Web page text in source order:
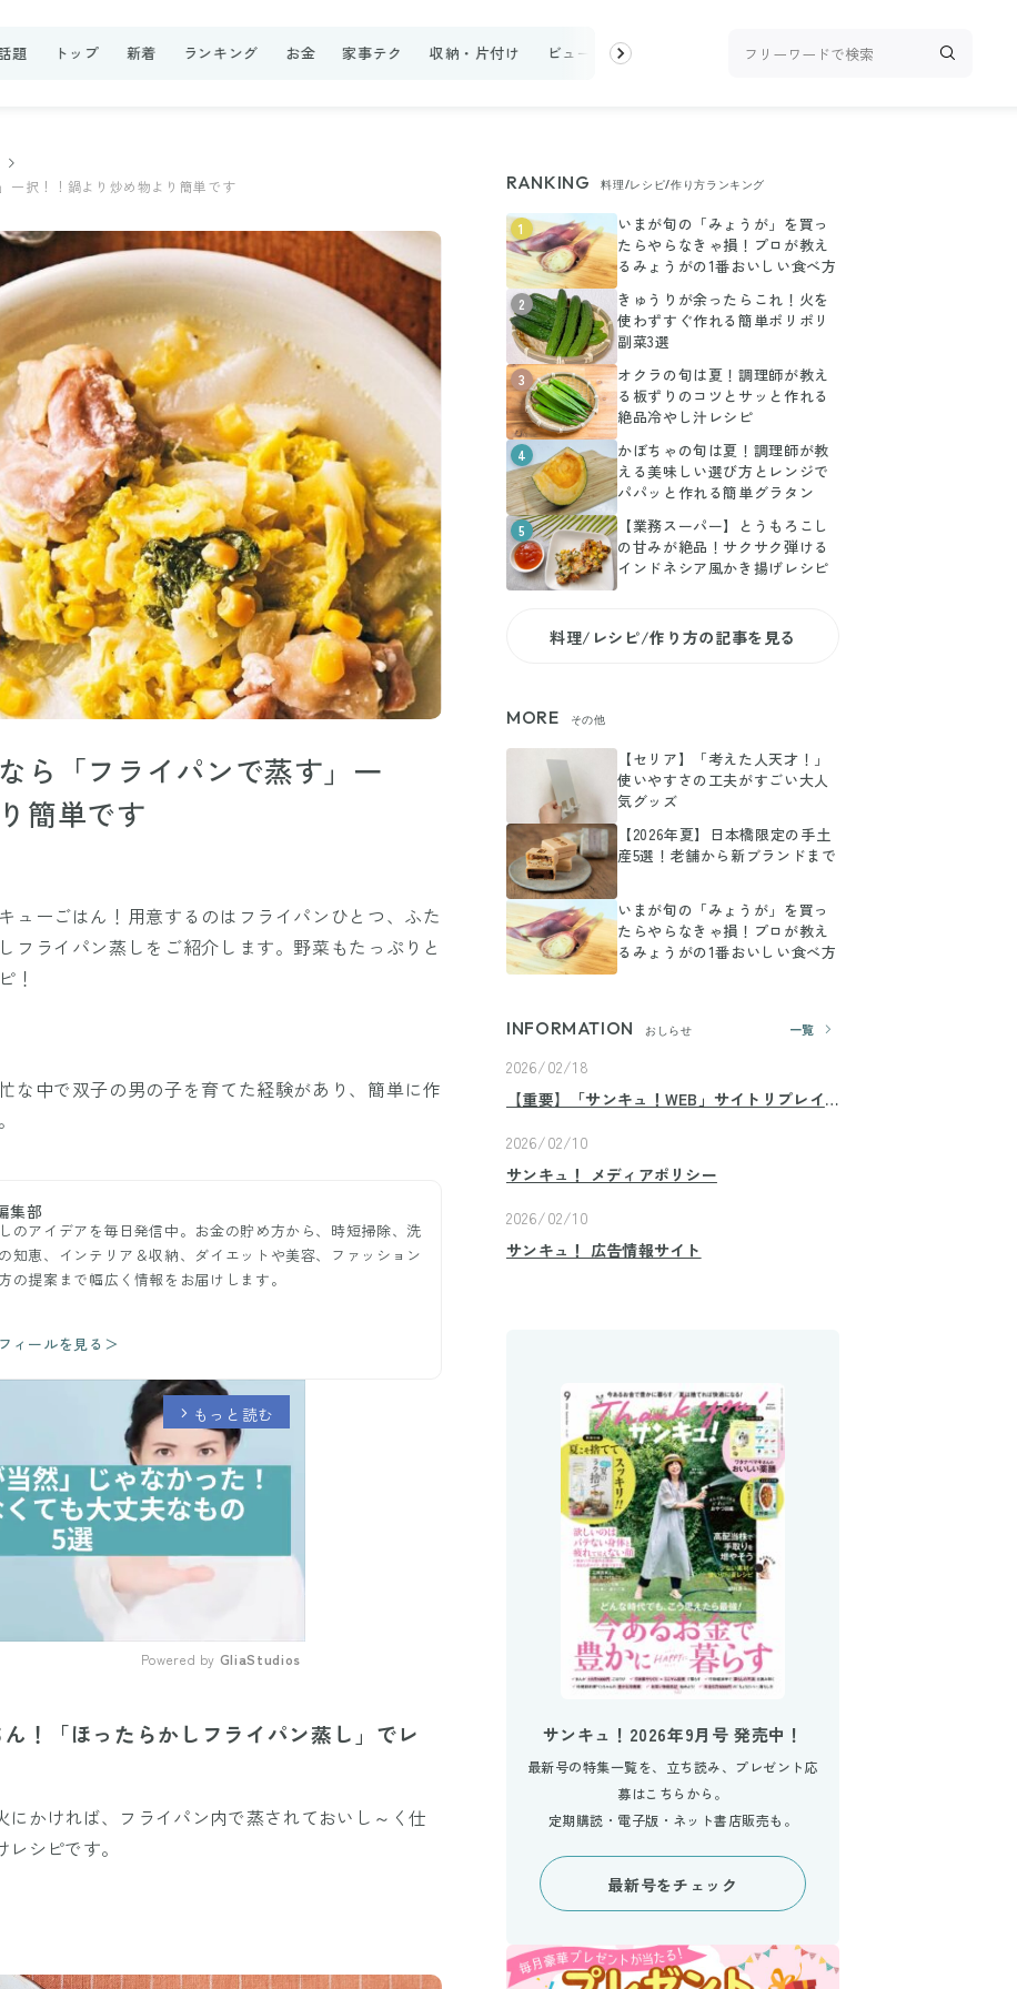
題 トップ 新着 ランキング お金 家事テク 収納・片付け ビューティ スーパー 料理レシピ 話題
一択！！鍋より炒め物より簡単です
ら「フライパンで蒸す」一
簡単です
ューごはん！用意するのはフライパンひとつ、ふた
フライパン蒸しをご紹介します。野菜もたっぷりと
！
な中で双子の男の子を育てた経験があり、簡単に作
集部
のアイデアを毎日発信中。お金の貯め方から、時短掃除、洗
知恵、インテリア＆収納、ダイエットや美容、ファッション
の提案まで幅広く情報をお届けします。
ィールを見る＞
arrow_forward_ios もっと読む
Mute
Powered by GliaStudios
！「ほったらかしフライパン蒸し」でレ
かければ、フライパン内で蒸されておいし～く仕
シピです。
RANKING 料理/レシピ/作り方ランキング
1
いまが旬の「みょうが」を買っ
たらやらなきゃ損！プロが教え
るみょうがの1番おいしい食べ方
2
きゅうりが余ったらこれ！火を
使わずすぐ作れる簡単ポリポリ
副菜3選
3
オクラの旬は夏！調理師が教え
る板ずりのコツとサッと作れる
絶品冷やし汁レシピ
4
かぼちゃの旬は夏！調理師が教
える美味しい選び方とレンジで
パパッと作れる簡単グラタン
5
【業務スーパー】とうもろこし
の甘みが絶品！サクサク弾ける
インドネシア風かき揚げレシピ
料理/レシピ/作り方の記事を見る
MORE その他
【セリア】「考えた人天才！」
使いやすさの工夫がすごい大人
気グッズ
【2026年夏】日本橋限定の手土
産5選！老舗から新ブランドまで
いまが旬の「みょうが」を買っ
たらやらなきゃ損！プロが教え
るみょうがの1番おいしい食べ方
INFORMATION おしらせ 一覧
2026/02/18
【重要】「サンキュ！WEB」サイトリプレイ
2026/02/10
サンキュ！ メディアポリシー
2026/02/10
サンキュ！ 広告情報サイト
サンキュ！2026年9月号 発売中！
最新号の特集一覧を、立ち読み、プレゼント応
募はこちらから。
定期購読・電子版・ネット書店販売も。
最新号をチェック